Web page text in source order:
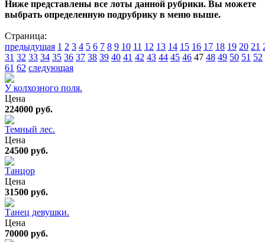
Ниже представлены все лоты данной рубрики. Вы можете
выбрать определенную подрубрику в меню выше.
Страница:
предыдущая 1 2 3 4 5 6 7 8 9 10 11 12 13 14 15 16 17 18 19 20 21
31 32 33 34 35 36 37 38 39 40 41 42 43 44 45 46 47 48 49 50 51 52
61 62 следующая
У колхозного поля.
Цена
224000 руб.
Темный лес.
Цена
24500 руб.
Танцор
Цена
31500 руб.
Танец девушки.
Цена
70000 руб.